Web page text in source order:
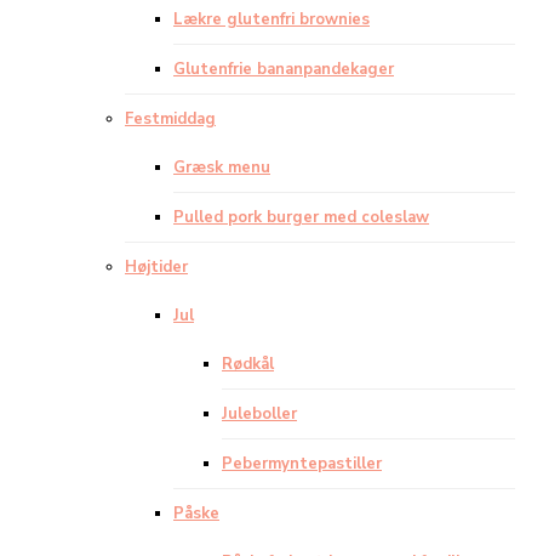
Lækre glutenfri brownies
Glutenfrie bananpandekager
Festmiddag
Græsk menu
Pulled pork burger med coleslaw
Højtider
Jul
Rødkål
Juleboller
Pebermyntepastiller
Påske